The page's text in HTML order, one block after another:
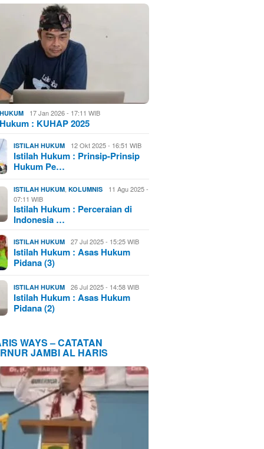
17 Jan 2026 - 17:11 WIB
: KUHAP 2025
ISTILAH HUKUM 12 Okt 2025 - 16:51 WIB
Istilah Hukum : Prinsip-Prinsip
Hukum Pe…
ISTILAH HUKUM ,KOLUMNIS
11 Agu 2025 -
07:11 WIB
Istilah Hukum : Perceraian di
Indonesia …
ISTILAH HUKUM 27 Jul 2025 - 15:25 WIB
Istilah Hukum : Asas Hukum
Pidana (3)
ISTILAH HUKUM 26 Jul 2025 - 14:58 WIB
Istilah Hukum : Asas Hukum
Pidana (2)
WAYS – CATATAN
JAMBI AL HARIS